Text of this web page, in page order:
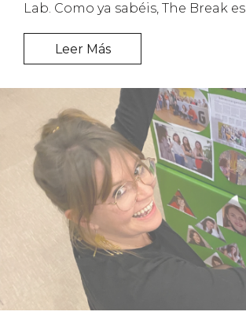
Lab. Como ya sabéis, The Break es
Leer Más